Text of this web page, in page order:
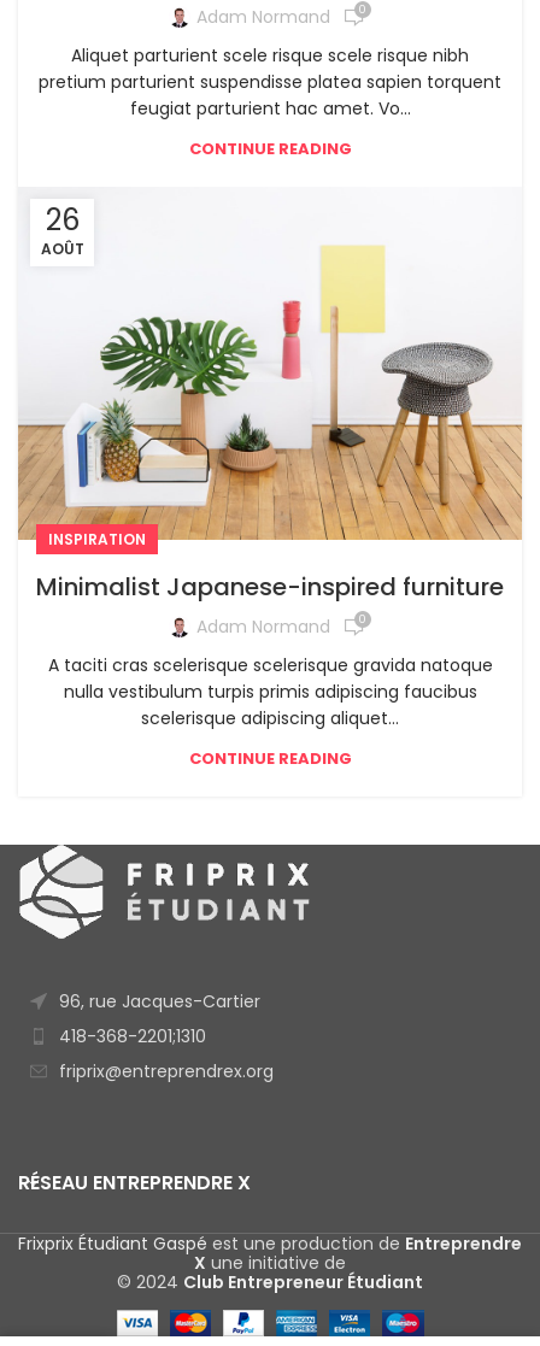
Adam Normand 0
Aliquet parturient scele risque scele risque nibh
pretium parturient suspendisse platea sapien torquent
feugiat parturient hac amet. Vo...
CONTINUE READING
26
AOÛT
INSPIRATION
Minimalist Japanese-inspired furniture
Adam Normand 0
A taciti cras scelerisque scelerisque gravida natoque
nulla vestibulum turpis primis adipiscing faucibus
scelerisque adipiscing aliquet...
CONTINUE READING
96, rue Jacques-Cartier
418-368-2201;1310
friprix@entreprendrex.org
RÉSEAU ENTREPRENDRE X
Frixprix Étudiant Gaspé est une production de Entreprendre
X une initiative de
© 2024 Club Entrepreneur Étudiant